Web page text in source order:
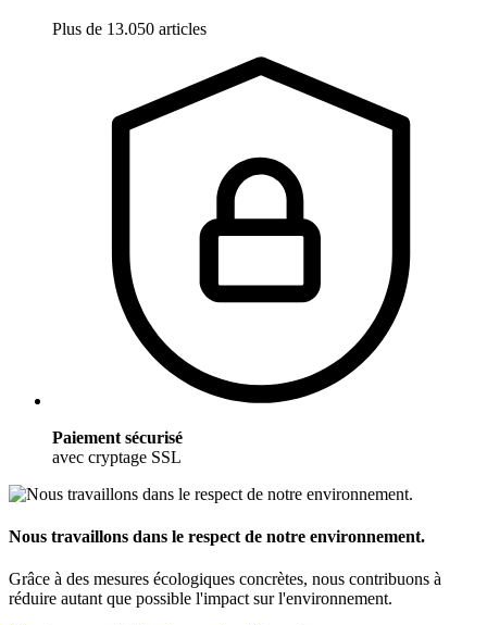
Plus de 13.050 articles
Paiement sécurisé
avec cryptage SSL
Nous travaillons dans le respect de notre environnement.
Grâce à des mesures écologiques concrètes, nous contribuons à
réduire autant que possible l'impact sur l'environnement.